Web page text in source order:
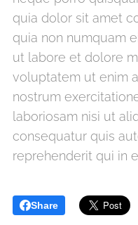
quia dolor sit amet
quia non numquam
ut labore et dolore
voluptatem ut enim
nostrum
laboriosam nisi ut
consequatur quis
reprehenderit qui in
Share